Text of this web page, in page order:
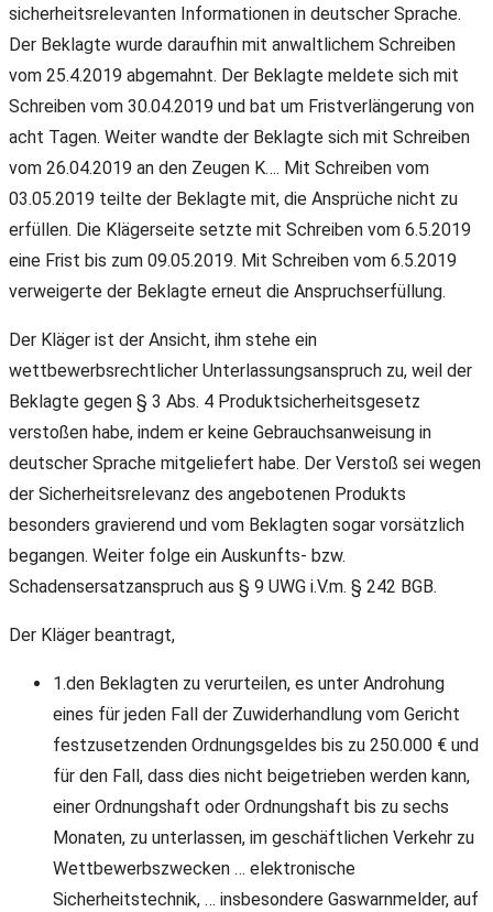
sicherheitsrelevanten Informationen in deutscher Sprache.
Der Beklagte wurde daraufhin mit anwaltlichem Schreiben
vom 25.4.2019 abgemahnt. Der Beklagte meldete sich mit
Schreiben vom 30.04.2019 und bat um Fristverlängerung von
acht Tagen. Weiter wandte der Beklagte sich mit Schreiben
vom 26.04.2019 an den Zeugen K…. Mit Schreiben vom
03.05.2019 teilte der Beklagte mit, die Ansprüche nicht zu
erfüllen. Die Klägerseite setzte mit Schreiben vom 6.5.2019
eine Frist bis zum 09.05.2019. Mit Schreiben vom 6.5.2019
verweigerte der Beklagte erneut die Anspruchserfüllung.
Der Kläger ist der Ansicht, ihm stehe ein
wettbewerbsrechtlicher Unterlassungsanspruch zu, weil der
Beklagte gegen § 3 Abs. 4 Produktsicherheitsgesetz
verstoßen habe, indem er keine Gebrauchsanweisung in
deutscher Sprache mitgeliefert habe. Der Verstoß sei wegen
der Sicherheitsrelevanz des angebotenen Produkts
besonders gravierend und vom Beklagten sogar vorsätzlich
begangen. Weiter folge ein Auskunfts- bzw.
Schadensersatzanspruch aus § 9 UWG i.V.m. § 242 BGB.
Der Kläger beantragt,
1.den Beklagten zu verurteilen, es unter Androhung
eines für jeden Fall der Zuwiderhandlung vom Gericht
festzusetzenden Ordnungsgeldes bis zu 250.000 € und
für den Fall, dass dies nicht beigetrieben werden kann,
einer Ordnungshaft oder Ordnungshaft bis zu sechs
Monaten, zu unterlassen, im geschäftlichen Verkehr zu
Wettbewerbszwecken … elektronische
Sicherheitstechnik, … insbesondere Gaswarnmelder, auf